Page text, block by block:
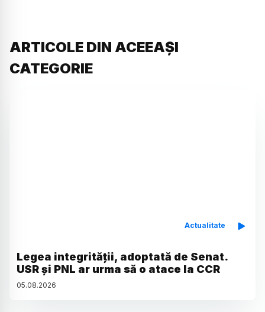
ARTICOLE DIN ACEEAȘI
CATEGORIE
Actualitate
Legea integrității, adoptată de Senat.
USR și PNL ar urma să o atace la CCR
05.08.2026